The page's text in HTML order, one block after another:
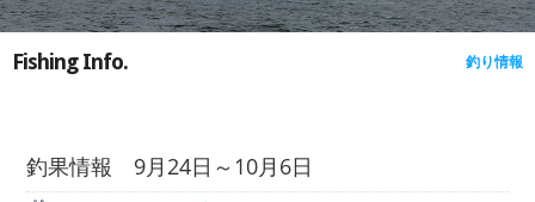
Fishing Info. 釣り情報
釣果情報 9月24日～10月6日